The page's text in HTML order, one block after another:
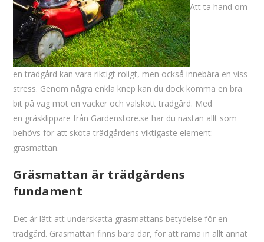
Att ta hand om
en trädgård kan vara riktigt roligt, men också innebära en viss
stress. Genom några enkla knep kan du dock komma en bra
bit på väg mot en vacker och välskött trädgård. Med
en gräsklippare från Gardenstore.se har du nästan allt som
behövs för att sköta trädgårdens viktigaste element:
gräsmattan.
Gräsmattan är trädgårdens
fundament
Det är lätt att underskatta gräsmattans betydelse för en
trädgård. Gräsmattan finns bara där, för att rama in allt annat